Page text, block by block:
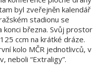
byl zveřejněn kalendář
stadionu se
konci března. Svůj prostor
ccm na krátké dráze.
kolo MČR jednotlivců, v
neboli “Extraligy”.